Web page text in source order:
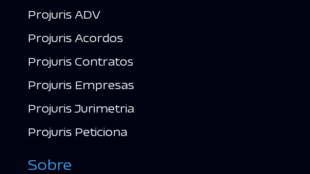
Projuris ADV
Projuris Acordos
Projuris Contratos
Projuris Empresas
Projuris Jurimetria
Projuris Peticiona
Sobre